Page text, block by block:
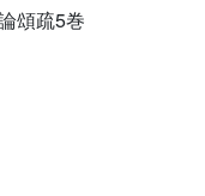
頌疏5巻